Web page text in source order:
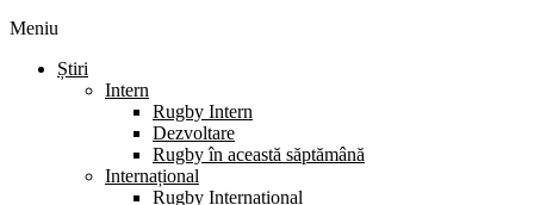
Meniu
Știri
Intern
Rugby Intern
Dezvoltare
Rugby în această săptămână
Internațional
Rugby Internațional